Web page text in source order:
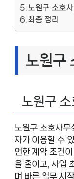
노원구 소호
최종 정리
노원구
노원구
노원구 소호사무
자가 이용할 수
연한 계약 조건
을 줄이고, 사업
며 빠른 업무 시